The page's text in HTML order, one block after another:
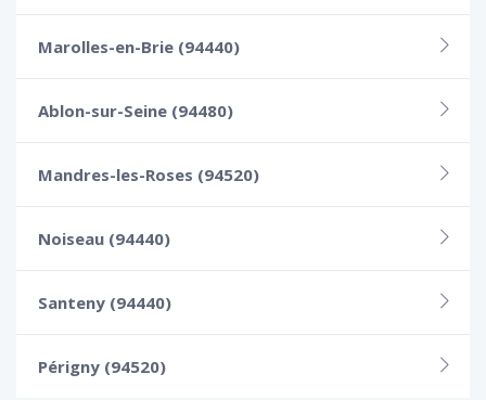
Marolles-en-Brie (94440)
Ablon-sur-Seine (94480)
Mandres-les-Roses (94520)
Noiseau (94440)
Santeny (94440)
Périgny (94520)